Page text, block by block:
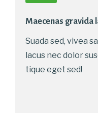
Maecenas gravida
Suada sed, vivea
lacus nec dolor
tique eget sed!